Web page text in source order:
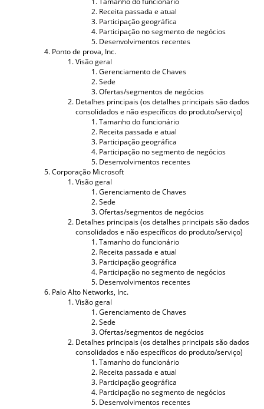
Receita passada e atual
Participação geográfica
Participação no segmento de negócios
Desenvolvimentos recentes
Ponto de prova, Inc.
Visão geral
Gerenciamento de Chaves
Sede
Ofertas/segmentos de negócios
Detalhes principais (os detalhes principais são dados
consolidados e não específicos do produto/serviço)
Tamanho do funcionário
Receita passada e atual
Participação geográfica
Participação no segmento de negócios
Desenvolvimentos recentes
Corporação Microsoft
Visão geral
Gerenciamento de Chaves
Sede
Ofertas/segmentos de negócios
Detalhes principais (os detalhes principais são dados
consolidados e não específicos do produto/serviço)
Tamanho do funcionário
Receita passada e atual
Participação geográfica
Participação no segmento de negócios
Desenvolvimentos recentes
Palo Alto Networks, Inc.
Visão geral
Gerenciamento de Chaves
Sede
Ofertas/segmentos de negócios
Detalhes principais (os detalhes principais são dados
consolidados e não específicos do produto/serviço)
Tamanho do funcionário
Receita passada e atual
Participação geográfica
Participação no segmento de negócios
Desenvolvimentos recentes